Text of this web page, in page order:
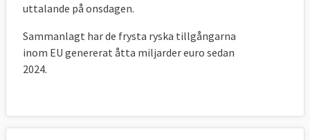
uttalande på onsdagen.
Sammanlagt har de frysta ryska tillgångarna
inom EU genererat åtta miljarder euro sedan
2024.